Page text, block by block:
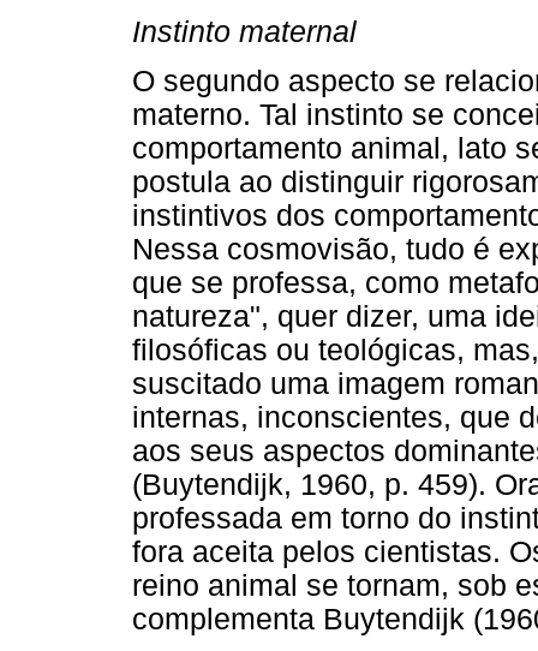
Instinto maternal
O segundo aspecto se
materno. Tal instinto se
comportamento animal, lato
postula ao distinguir
instintivos dos
Nessa cosmovisão, tudo é
que se professa, como
natureza", quer dizer, uma
filosóficas ou teológicas,
suscitado uma imagem
internas, inconscientes, que
aos seus aspectos
(Buytendijk, 1960, p. 459).
professada em torno do
fora aceita pelos cientistas.
reino animal se tornam, sob
complementa Buytendijk